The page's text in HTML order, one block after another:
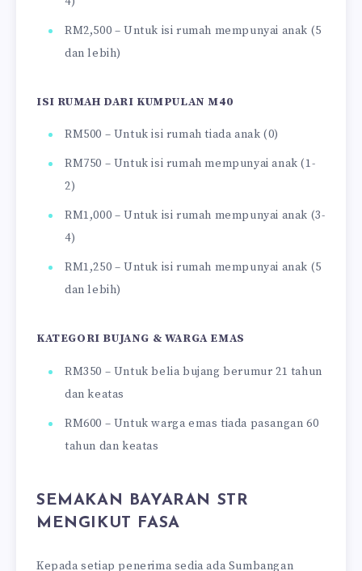
RM2,500 – Untuk isi rumah mempunyai anak (5
dan lebih)
ISI RUMAH DARI KUMPULAN M40
RM500 – Untuk isi rumah tiada anak (0)
RM750 – Untuk isi rumah mempunyai anak (1-
2)
RM1,000 – Untuk isi rumah mempunyai anak (3-
4)
RM1,250 – Untuk isi rumah mempunyai anak (5
dan lebih)
KATEGORI BUJANG & WARGA EMAS
RM350 – Untuk belia bujang berumur 21 tahun
dan keatas
RM600 – Untuk warga emas tiada pasangan 60
tahun dan keatas
SEMAKAN BAYARAN STR
MENGIKUT FASA
Kepada setiap penerima sedia ada Sumbangan